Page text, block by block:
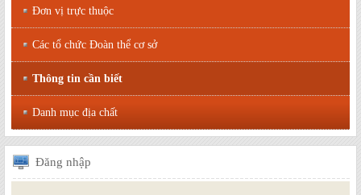
Đơn vị trực thuộc
Các tổ chức Đoàn thể cơ sở
Thông tin cần biết
Danh mục địa chất
Đăng nhập